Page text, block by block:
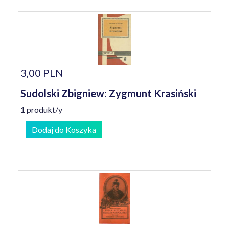
3,00 PLN
Sudolski Zbigniew: Zygmunt Krasiński
1 produkt/y
Dodaj do Koszyka